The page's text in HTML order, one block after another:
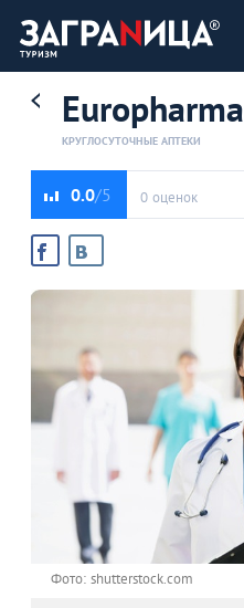
Europharma
КРУГЛОСУТОЧНЫЕ АПТЕКИ
0.0 0 оценок
Фото: shutterstock.com